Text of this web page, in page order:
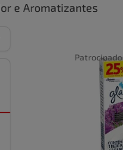
4º
5º
e Aromatizantes
Patrocinado